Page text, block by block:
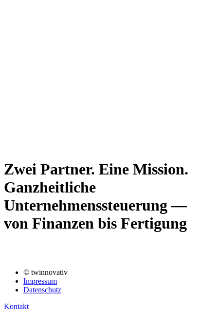
Zwei Partner. Eine Mission.
Ganzheitliche
Unternehmenssteuerung —
von Finanzen bis Fertigung
© twinnovativ
Impressum
Datenschutz
Kontakt